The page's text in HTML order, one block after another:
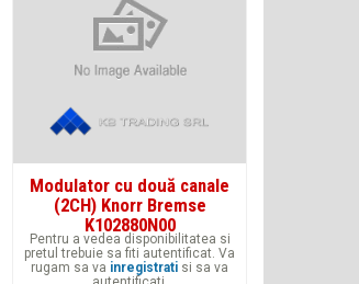
Modulator cu două canale
(2CH) Knorr Bremse
K102880N00
Pentru a vedea disponibilitatea si
pretul trebuie sa fiti autentificat. Va
rugam sa va inregistrati si sa va